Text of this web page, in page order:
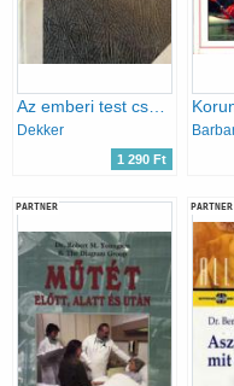
Dekker
1 290 Ft
PARTNER PARTNER